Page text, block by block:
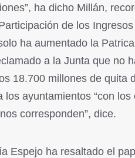
ha dicho Millán,
de los
ha aumentado la
a la Junta que no
18.700 millones de quita
los ayuntamientos “con
corresponden”, dice.
Espejo ha resaltado el